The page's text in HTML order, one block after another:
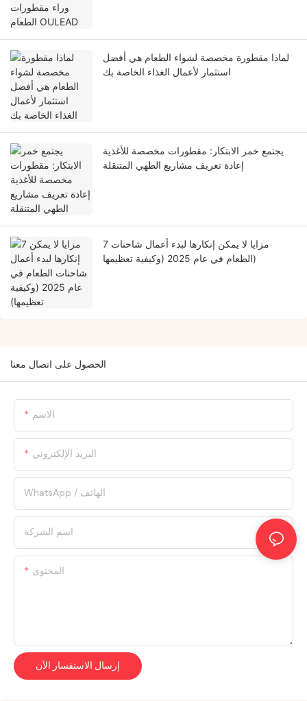
لماذا مقطورة مخصصة لشواء الطعام هي أفضل
استثمار لأعمال الغذاء الخاصة بك
يجتمع خمر الابتكار: مقطورات مخصصة للأغذية
إعادة تعريف مشاريع الطهي المتنقلة
7 مزايا لا يمكن إنكارها لبدء أعمال شاحنات
الطعام في عام 2025 (وكيفية تعظيمها)
الحصول على اتصال معنا
الاسم
البريد الإلكتروني
WhatsApp / الهاتف
اسم الشركة
المحتوى
إرسال الاستفسار الآن